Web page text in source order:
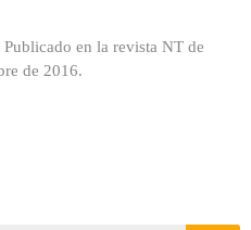
en la revista NT de
de 2016.